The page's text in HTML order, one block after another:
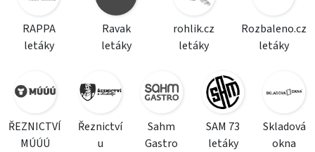
RAPPA
letáky
Ravak
letáky
rohlik.cz
letáky
Rozbaleno.cz
letáky
ŘEZNICTVÍ
MÚÚÚ
Řeznictví
u
Sahm
Gastro
SAM 73
letáky
Skladová
okna